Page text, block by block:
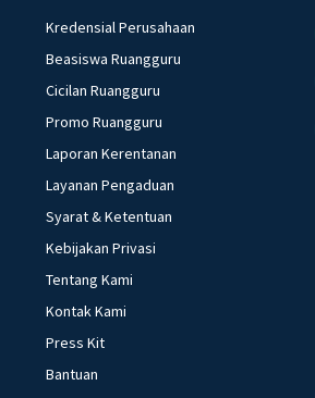
Kredensial Perusahaan
Beasiswa Ruangguru
Cicilan Ruangguru
Promo Ruangguru
Laporan Kerentanan
Layanan Pengaduan
Syarat & Ketentuan
Kebijakan Privasi
Tentang Kami
Kontak Kami
Press Kit
Bantuan